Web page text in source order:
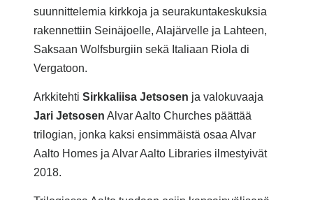
suunnittelemia kirkkoja ja seurakuntakeskuksia
rakennettiin Seinäjoelle, Alajärvelle ja Lahteen,
Saksaan Wolfsburgiin sekä Italiaan Riola di
Vergatoon.
Arkkitehti Sirkkaliisa Jetsosen ja valokuvaaja
Jari Jetsosen Alvar Aalto Churches päättää
trilogian, jonka kaksi ensimmäistä osaa Alvar
Aalto Homes ja Alvar Aalto Libraries ilmestyivät
2018.